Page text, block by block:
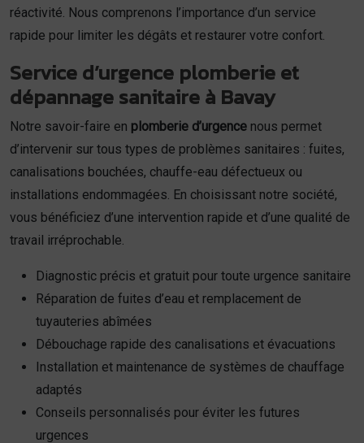
réactivité. Nous comprenons l’importance d’un service
rapide pour limiter les dégâts et restaurer votre confort.
Service d’urgence plomberie et
dépannage sanitaire à Bavay
Notre savoir-faire en plomberie d’urgence nous permet
d’intervenir sur tous types de problèmes sanitaires : fuites,
canalisations bouchées, chauffe-eau défectueux ou
installations endommagées. En choisissant notre société,
vous bénéficiez d’une intervention rapide et d’une qualité de
travail irréprochable.
Diagnostic précis et gratuit pour toute urgence sanitaire
Réparation de fuites d’eau et remplacement de
tuyauteries abîmées
Débouchage rapide des canalisations et évacuations
Installation et maintenance de systèmes de chauffage
adaptés
Conseils personnalisés pour éviter les futures
urgences